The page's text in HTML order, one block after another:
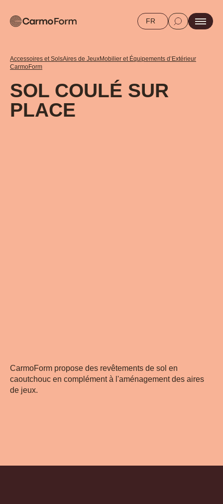
FR
Accessoires et SolsAires de JeuxMobilier et Équipements d’Extérieur
CarmoForm
SOL COULÉ SUR
PLACE
CarmoForm propose des revêtements de sol en
caoutchouc en complément à l'aménagement des aires
de jeux.